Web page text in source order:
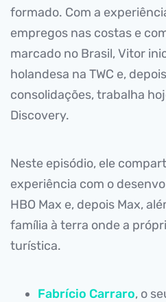
formado. Com a
empregos nas costas e
marcado no Brasil, Vitor
holandesa na TWC e,
consolidações, trabalha
Discovery.
Neste episódio, ele
experiência com o
HBO Max e, depois Max,
família à terra onde a
turística.
Fabrício Carraro, o